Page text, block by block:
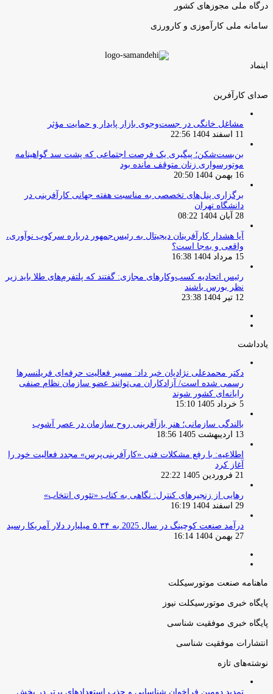
درگاه ملی مجوزهای کشور
سامانه ملی کارآموزی و کارورزی
اینماد
صدای کارآفرین
مشاغل خانگی در جست‌وجوی بازار پایدار و حمایت مؤثر
11 اسفند 1404 22:56
بن‌بست‌شکن؛ پیگیری یک فرصت اجتماعی که پشت سد گواهینامه
موتورسواری زنان متوقف مانده بود
16 بهمن 1404 20:50
برگزاری پنل‌های تخصصی به مناسبت هفته جهانی کارآفرینی در
دانشگاه تهران
28 آبان 1404 08:22
آیا هشدار کارآفرینان دیجیتال به رئیس‌جمهور درباره سرکوب نوآوری،
واقعی و به‌جا است؟
15 مرداد 1404 16:38
‏رئیس اتحادیه کسب‌وکارهای مجازی: گفتند که پلتفرم‌های طلا باید زیر
نظر بورس باشند
12 تیر 1404 23:38
یادداشت
دکتر محمدعلی نژادیان خبر داد: مسیر فعالیت حرفه‌ای فریلنسرها
رسمی شده است/ آزادکاران می‌توانند عضو سازمان نظام صنفی
رایانه‌ای کشور شوند
5 خرداد 1405 15:10
بالندگی سازمانی؛ هنر بازآفرینی روح سازمان در عصر آشوب
13 اردیبهشت 1405 18:56
اطلاعیه: با رفع مشکلات فنی «کارآفرینی‌پرس» مجدد فعالیت خود را
آغاز کرد
21 فروردین 1405 22:22
رهایی از زنجیرهای کنترل: نگاهی به کتاب «تئوری انتخاب»
29 اسفند 1404 16:19
درآمد صنعت کوچینگ در سال 2025 به ۵.۳۴ میلیارد دلار آمریکا رسید
27 بهمن 1404 16:14
ماهنامه صنعت موتورسیکلت
پایگاه خبری موتورسیکلت نیوز
پایگاه خبری موفقیت شناسی
انتشارات موفقیت شناسی
نوشته‌های تازه
تمدید دومین فراخوان شناسایی و جذب استعدادهای برتر در بخش